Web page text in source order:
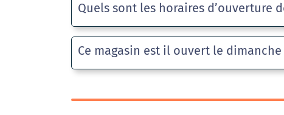
Quels sont les horaires d’ouverture
Ce magasin est il ouvert le dimanche